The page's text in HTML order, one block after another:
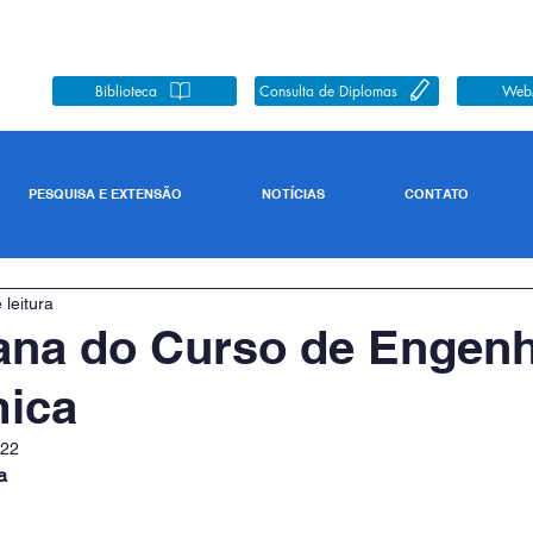
Biblioteca Consulta de Diplomas
PESQUISA E EXTENSÃO NOTÍCIAS CONTATO
do Curso de
leitura